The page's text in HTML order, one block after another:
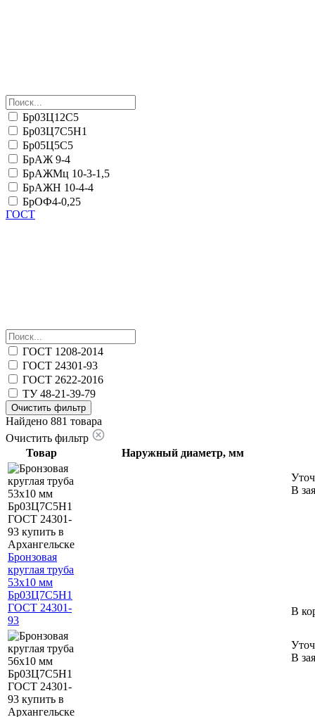
Бр03Ц12С5
Бр03Ц7С5Н1
Бр05Ц5С5
БрАЖ 9-4
БрАЖМц 10-3-1,5
БрАЖН 10-4-4
БрОФ4-0,25
ГОСТ
ГОСТ 1208-2014
ГОСТ 24301-93
ГОСТ 2622-2016
ТУ 48-21-39-79
Очистить фильтр
Найдено 881 товара
Очистить фильтр
Товар
Наружный диаметр, мм
Бронзовая
круглая труба
53х10 мм
Бр03Ц7С5Н1
ГОСТ 24301-
93
В
В
В